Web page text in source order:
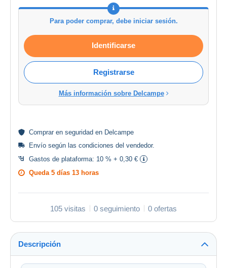
Para poder comprar, debe iniciar sesión.
Identificarse
Registrarse
Más información sobre Delcampe
Comprar en seguridad en Delcampe
Envío según las condiciones del vendedor.
Gastos de plataforma: 10 % + 0,30 €
Queda 5 días 13 horas
105 visitas 0 seguimiento 0 ofertas
Descripción